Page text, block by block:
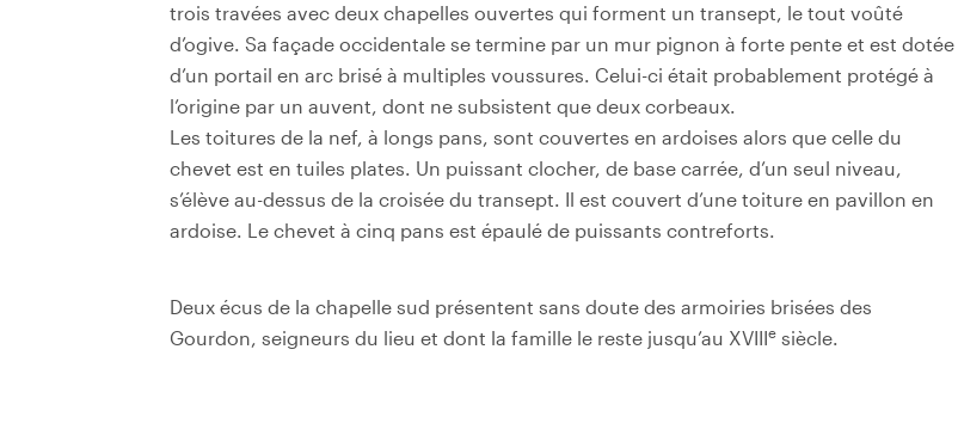
trois travées avec deux chapelles ouvertes qui forment un transept, le tout voûté
d’ogive. Sa façade occidentale se termine par un mur pignon à forte pente et est dotée
d’un portail en arc brisé à multiples voussures. Celui-ci était probablement protégé à
l’origine par un auvent, dont ne subsistent que deux corbeaux.
Les toitures de la nef, à longs pans, sont couvertes en ardoises alors que celle du
chevet est en tuiles plates. Un puissant clocher, de base carrée, d’un seul niveau,
s’élève au-dessus de la croisée du transept. Il est couvert d’une toiture en pavillon en
ardoise. Le chevet à cinq pans est épaulé de puissants contreforts.
Deux écus de la chapelle sud présentent sans doute des armoiries brisées des
Gourdon, seigneurs du lieu et dont la famille le reste jusqu’au XVIIIe siècle.